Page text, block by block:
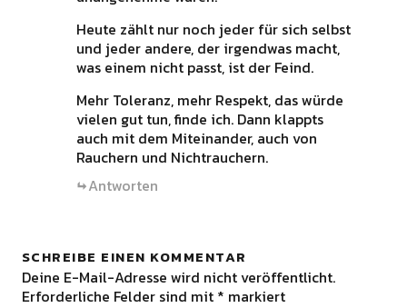
Heute zählt nur noch jeder für sich selbst
und jeder andere, der irgendwas macht,
was einem nicht passt, ist der Feind.
Mehr Toleranz, mehr Respekt, das würde
vielen gut tun, finde ich. Dann klappts
auch mit dem Miteinander, auch von
Rauchern und Nichtrauchern.
Antworten
SCHREIBE EINEN KOMMENTAR
Deine E-Mail-Adresse wird nicht veröffentlicht.
Erforderliche Felder sind mit * markiert